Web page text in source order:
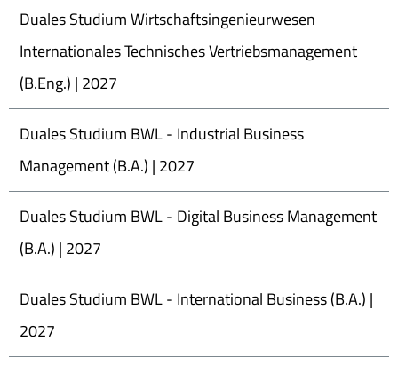
Duales Studium Wirtschaftsingenieurwesen
Internationales Technisches Vertriebsmanagement
(B.Eng.) | 2027
Duales Studium BWL - Industrial Business
Management (B.A.) | 2027
Duales Studium BWL - Digital Business Management
(B.A.) | 2027
Duales Studium BWL - International Business (B.A.) |
2027